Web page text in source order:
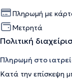
Πληρωμή με
Μετρητά
Πολιτική
Πληρωμή στο
Κατά την επίσκεψη